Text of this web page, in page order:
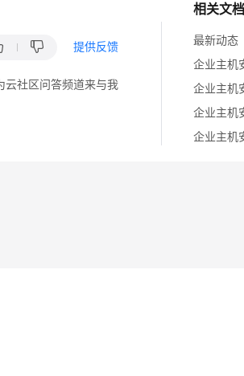
相关文档
最新动态
企业主机
企业主机
企业主机
企业主机
提供反馈
云社区问答频道来与我